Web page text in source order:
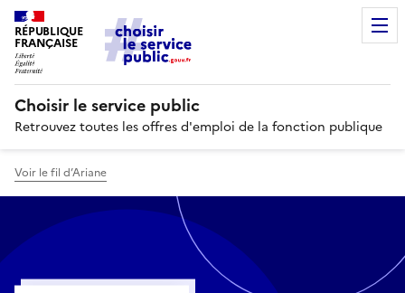
RÉPUBLIQUE
FRANÇAISE
Choisir le service public
Retrouvez toutes les offres d'emploi de la fonction publique
Voir le fil d’Ariane